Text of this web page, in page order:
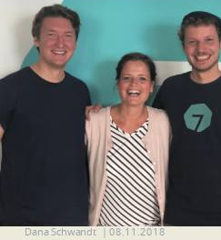
Dana Schwandt
08.11.2018